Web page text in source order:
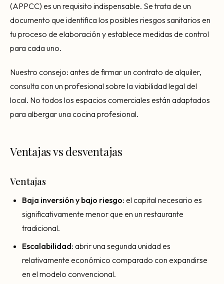
(APPCC) es un requisito indispensable. Se trata de un
documento que identifica los posibles riesgos sanitarios en
tu proceso de elaboración y establece medidas de control
para cada uno.
Nuestro consejo: antes de firmar un contrato de alquiler,
consulta con un profesional sobre la viabilidad legal del
local. No todos los espacios comerciales están adaptados
para albergar una cocina profesional.
Ventajas vs desventajas
Ventajas
Baja inversión y bajo riesgo: el capital necesario es
significativamente menor que en un restaurante
tradicional.
Escalabilidad: abrir una segunda unidad es
relativamente económico comparado con expandirse
en el modelo convencional.